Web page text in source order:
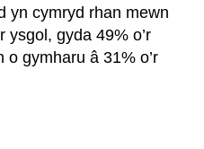
yn cymryd rhan mewn
ysgol, gyda 49% o’r
o gymharu â 31% o’r